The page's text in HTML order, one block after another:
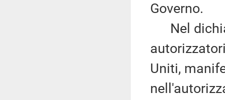
Governo.
Nel
Uniti,